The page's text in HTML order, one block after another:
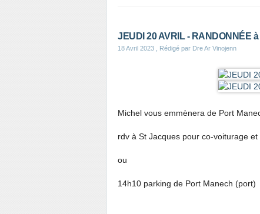
JEUDI 20 AVRIL - RANDONNÉE
18 Avril 2023 , Rédigé par Dre Ar Vinojenn
Michel vous emmènera de Port
rdv à St Jacques pour co-voiturage
ou
14h10 parking de Port Manech (port)